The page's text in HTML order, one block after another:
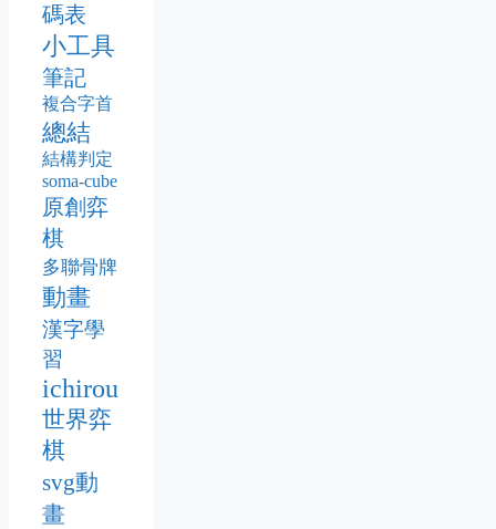
碼表
小工具
筆記
複合字首
總結
結構判定
soma-cube
原創弈
棋
多聯骨牌
動畫
漢字學
習
ichirou
世界弈
棋
svg動
畫